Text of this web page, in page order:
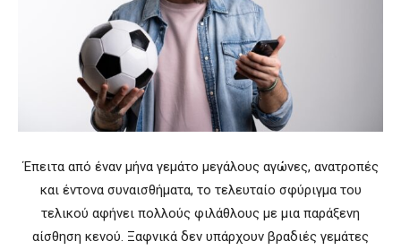
Έπειτα από έναν μήνα γεμάτο μεγάλους αγώνες, ανατροπές
και έντονα συναισθήματα, το τελευταίο σφύριγμα του
τελικού αφήνει πολλούς φιλάθλους με μια παράξενη
αίσθηση κενού. Ξαφνικά δεν υπάρχουν βραδιές γεμάτες